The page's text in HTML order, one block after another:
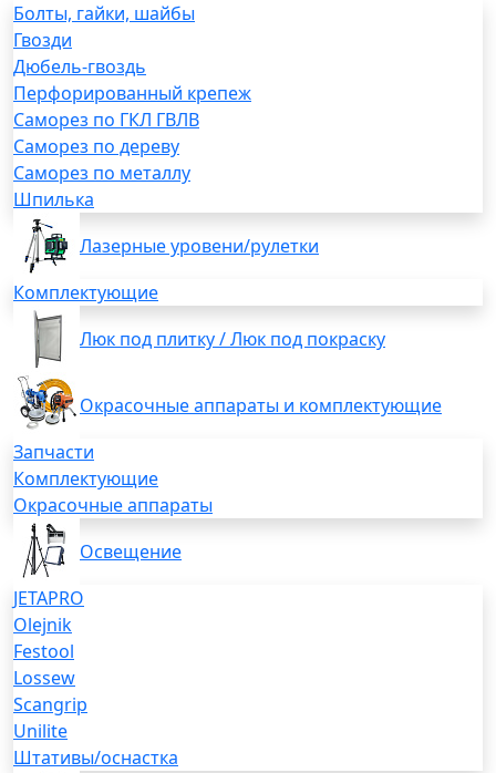
Болты, гайки, шайбы
Гвозди
Дюбель-гвоздь
Перфорированный крепеж
Саморез по ГКЛ ГВЛВ
Саморез по дереву
Саморез по металлу
Шпилька
Лазерные уровени/рулетки
Комплектующие
Люк под плитку / Люк под покраску
Окрасочные аппараты и комплектующие
Запчасти
Комплектующие
Окрасочные аппараты
Освещение
JETAPRO
Olejnik
Festool
Lossew
Scangrip
Unilite
Штативы/оснастка